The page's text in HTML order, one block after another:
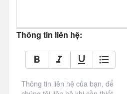
Thông tin liên hệ:
Thông tin liên hệ của bạn, để